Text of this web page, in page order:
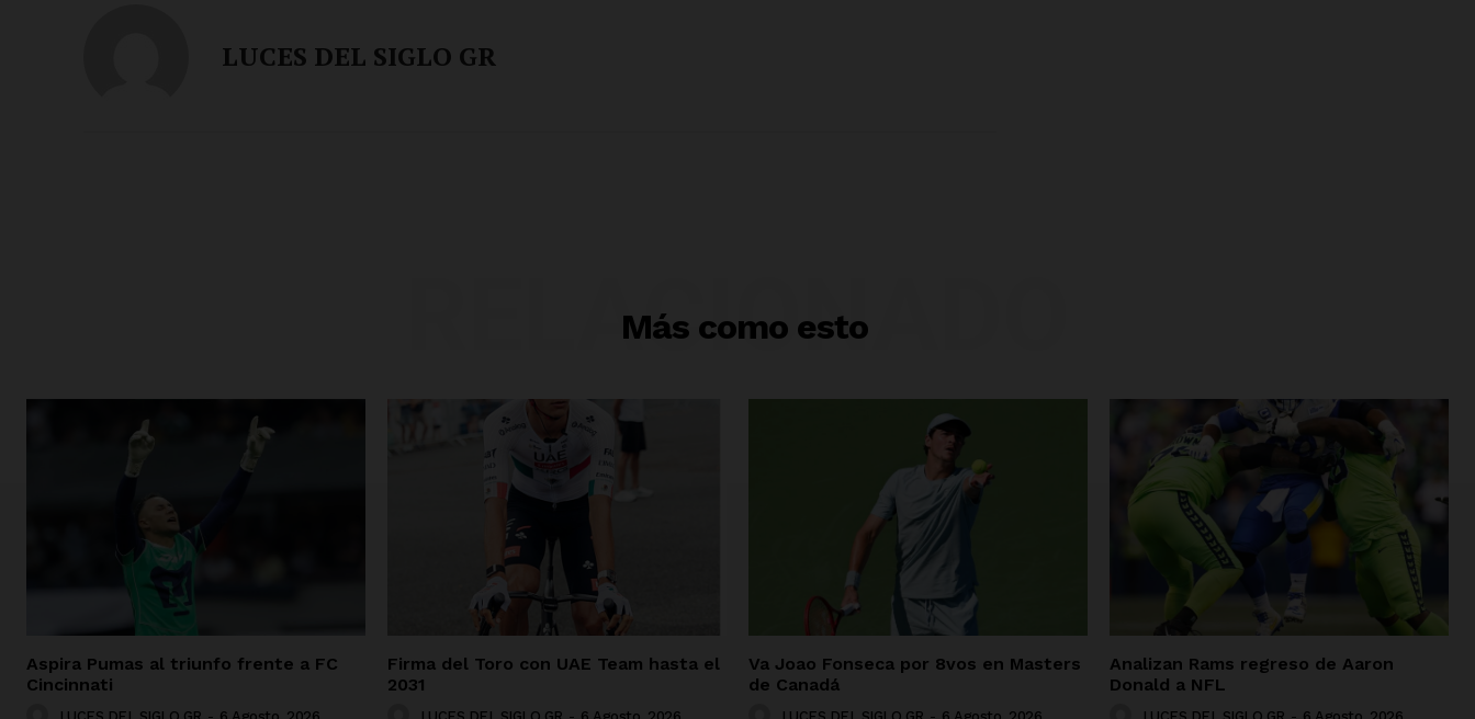
LUCES DEL SIGLO GR
Más como esto
RELACIONADO
Aspira Pumas al triunfo frente a FC
Cincinnati
Firma del Toro con UAE Team hasta el
2031
Va Joao Fonseca por 8vos en Masters
de Canadá
Analizan Rams regreso de Aaron
Donald a NFL